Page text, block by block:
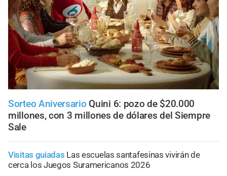
Sorteo Aniversario Quini 6: pozo de $20.000
millones, con 3 millones de dólares del Siempre
Sale
Visitas guiadas Las escuelas santafesinas vivirán de
cerca los Juegos Suramericanos 2026